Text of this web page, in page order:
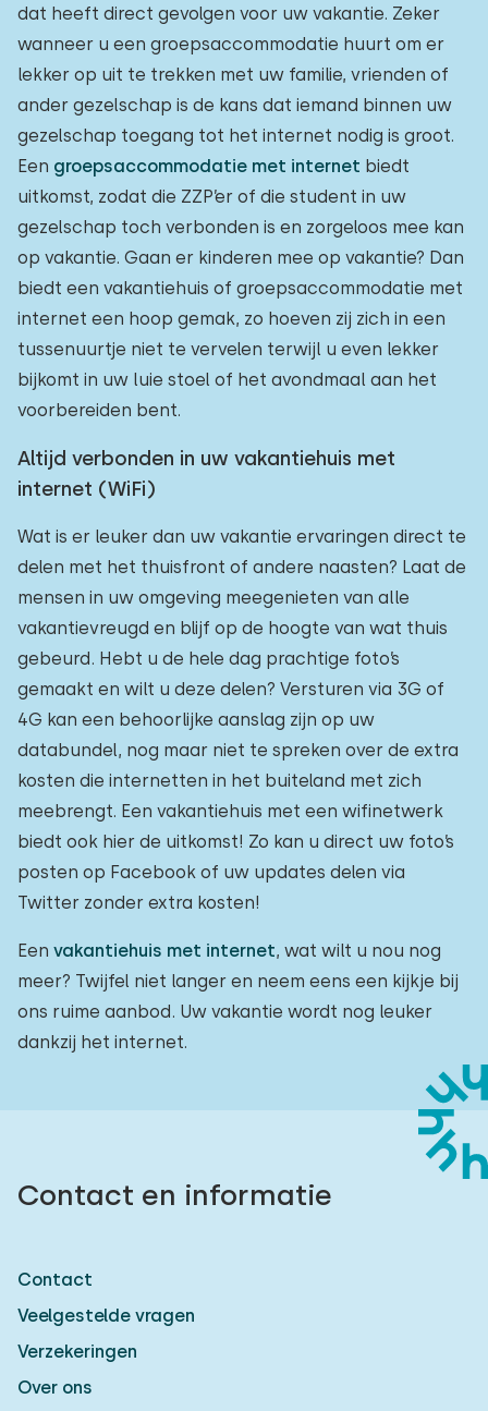
dat heeft direct gevolgen voor uw vakantie. Zeker
wanneer u een groepsaccommodatie huurt om er
lekker op uit te trekken met uw familie, vrienden of
ander gezelschap is de kans dat iemand binnen uw
gezelschap toegang tot het internet nodig is groot.
Een groepsaccommodatie met internet biedt
uitkomst, zodat die ZZP’er of die student in uw
gezelschap toch verbonden is en zorgeloos mee kan
op vakantie. Gaan er kinderen mee op vakantie? Dan
biedt een vakantiehuis of groepsaccommodatie met
internet een hoop gemak, zo hoeven zij zich in een
tussenuurtje niet te vervelen terwijl u even lekker
bijkomt in uw luie stoel of het avondmaal aan het
voorbereiden bent.
Altijd verbonden in uw vakantiehuis met
internet (WiFi)
Wat is er leuker dan uw vakantie ervaringen direct te
delen met het thuisfront of andere naasten? Laat de
mensen in uw omgeving meegenieten van alle
vakantievreugd en blijf op de hoogte van wat thuis
gebeurd. Hebt u de hele dag prachtige foto’s
gemaakt en wilt u deze delen? Versturen via 3G of
4G kan een behoorlijke aanslag zijn op uw
databundel, nog maar niet te spreken over de extra
kosten die internetten in het buiteland met zich
meebrengt. Een vakantiehuis met een wifinetwerk
biedt ook hier de uitkomst! Zo kan u direct uw foto’s
posten op Facebook of uw updates delen via
Twitter zonder extra kosten!
Een vakantiehuis met internet, wat wilt u nou nog
meer? Twijfel niet langer en neem eens een kijkje bij
ons ruime aanbod. Uw vakantie wordt nog leuker
dankzij het internet.
Contact en informatie
Contact
Veelgestelde vragen
Verzekeringen
Over ons